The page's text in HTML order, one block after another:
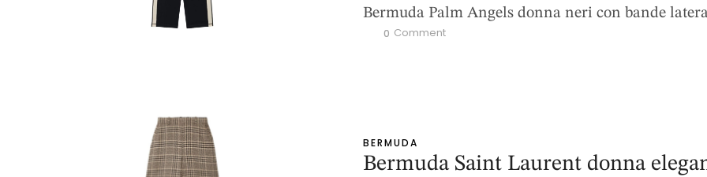
Bermuda Palm Angels donna neri con bande
0 Comment
BERMUDA
Bermuda Saint Laurent donna